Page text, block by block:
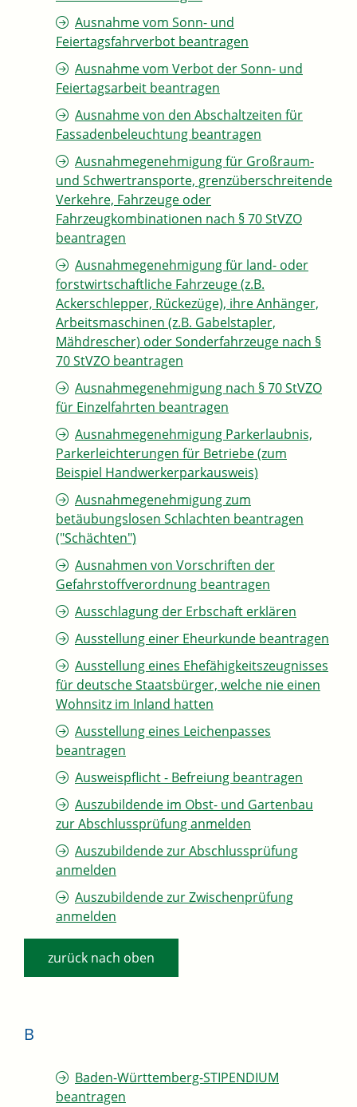
Ausnahme vom Sonn- und
Feiertagsfahrverbot beantragen
Ausnahme vom Verbot der Sonn- und
Feiertagsarbeit beantragen
Ausnahme von den Abschaltzeiten für
Fassadenbeleuchtung beantragen
Ausnahmegenehmigung für Großraum-
und Schwertransporte, grenzüberschreitende
Verkehre, Fahrzeuge oder
Fahrzeugkombinationen nach § 70 StVZO
beantragen
Ausnahmegenehmigung für land- oder
forstwirtschaftliche Fahrzeuge (z.B.
Ackerschlepper, Rückezüge), ihre Anhänger,
Arbeitsmaschinen (z.B. Gabelstapler,
Mähdrescher) oder Sonderfahrzeuge nach §
70 StVZO beantragen
Ausnahmegenehmigung nach § 70 StVZO
für Einzelfahrten beantragen
Ausnahmegenehmigung Parkerlaubnis,
Parkerleichterungen für Betriebe (zum
Beispiel Handwerkerparkausweis)
Ausnahmegenehmigung zum
betäubungslosen Schlachten beantragen
("Schächten")
Ausnahmen von Vorschriften der
Gefahrstoffverordnung beantragen
Ausschlagung der Erbschaft erklären
Ausstellung einer Eheurkunde beantragen
Ausstellung eines Ehefähigkeitszeugnisses
für deutsche Staatsbürger, welche nie einen
Wohnsitz im Inland hatten
Ausstellung eines Leichenpasses
beantragen
Ausweispflicht - Befreiung beantragen
Auszubildende im Obst- und Gartenbau
zur Abschlussprüfung anmelden
Auszubildende zur Abschlussprüfung
anmelden
Auszubildende zur Zwischenprüfung
anmelden
zurück nach oben
B
Baden-Württemberg-STIPENDIUM
beantragen